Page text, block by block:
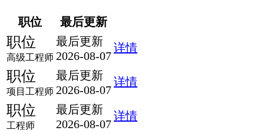
职位 最后更新
职位
高级工程师
最后更新
2026-08-07
详情
职位
项目工程师
最后更新
2026-08-07
详情
职位
工程师
最后更新
2026-08-07
详情